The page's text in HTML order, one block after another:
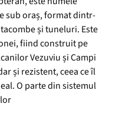
sub oraș, format dintr-
și tuneluri. Este
fiind construit pe
Vezuviu și Campi
și rezistent, ceea ce îl
O parte din sistemul